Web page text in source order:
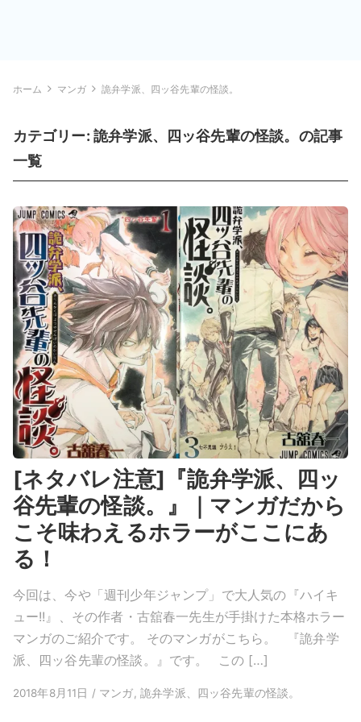
ホーム マンガ 詭弁学派、四ッ谷先輩の怪談。
カテゴリー:詭弁学派、四ッ谷先輩の怪談。 の記事
一覧
[ネタバレ注意]『詭弁学派、四ッ
谷先輩の怪談。』｜マンガだから
こそ味わえるホラーがここにあ
る！
今回は、今や「週刊少年ジャンプ」で大人気の『ハイキ
ュー!!』、その作者・古舘春一先生が手掛けた本格ホラー
マンガのご紹介です。 そのマンガがこちら。 『詭弁学
派、四ッ谷先輩の怪談。』です。 この […]
2018年8月11日 / マンガ, 詭弁学派、四ッ谷先輩の怪談。